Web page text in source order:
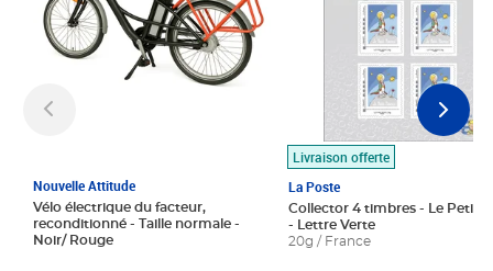
Nouvelle Attitude
Vélo électrique du facteur,
reconditionné - Taille normale -
Noir/ Rouge
Livraison offerte
La Poste
Collector 4 timbres - Le Petit
- Lettre Verte
20g / France